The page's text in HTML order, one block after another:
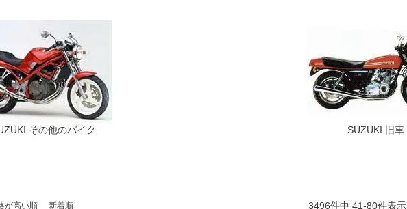
その他のバイク SUZUKI 旧車
が高い順 新着順 3496件中 41-80件表示